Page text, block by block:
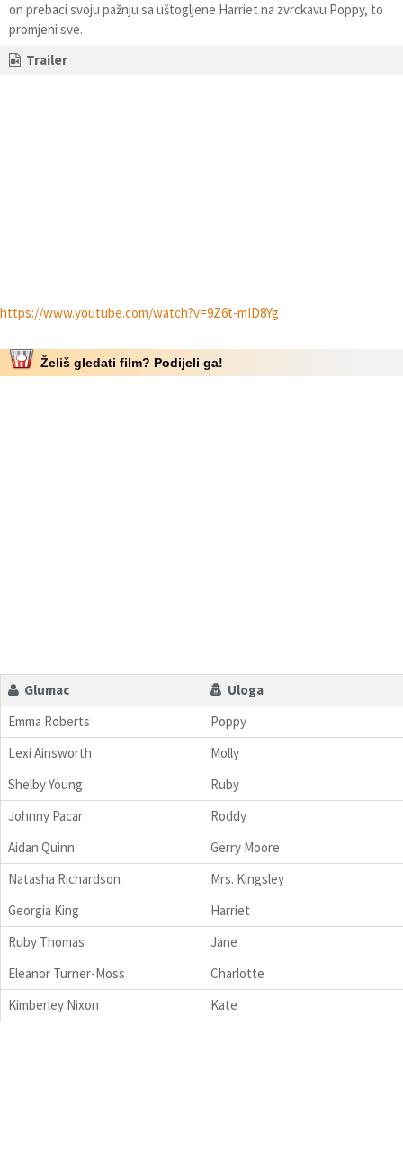
on prebaci svoju pažnju sa uštogljene Harriet na zvrckavu Poppy, to
promjeni sve.
Trailer
https://www.youtube.com/watch?v=9Z6t-mID8Yg
Želiš gledati film? Podijeli ga!
Glumac
Uloga
Emma Roberts
Poppy
Lexi Ainsworth
Molly
Shelby Young
Ruby
Johnny Pacar
Roddy
Aidan Quinn
Gerry Moore
Natasha Richardson
Mrs. Kingsley
Georgia King
Harriet
Ruby Thomas
Jane
Eleanor Turner-Moss
Charlotte
Kimberley Nixon
Kate